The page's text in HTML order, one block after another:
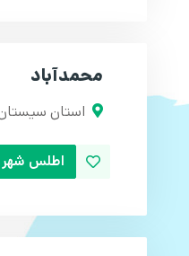
محمدآباد
استان
اطلس شهر